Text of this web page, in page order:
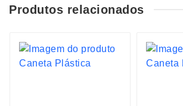
Produtos relacionados